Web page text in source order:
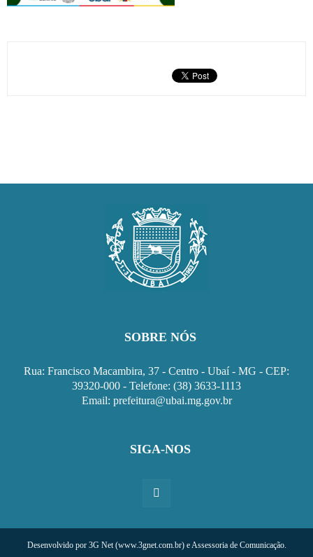
SOBRE NÓS
Rua: Francisco Macambira, 37 - Centro - Ubaí - MG - CEP:
39320-000 - Telefone: (38) 3633-1113
Email: prefeitura@ubai.mg.gov.br
SIGA-NOS
Desenvolvido por 3G Net (www.3gnet.com.br) e Assessoria de Comunicação.